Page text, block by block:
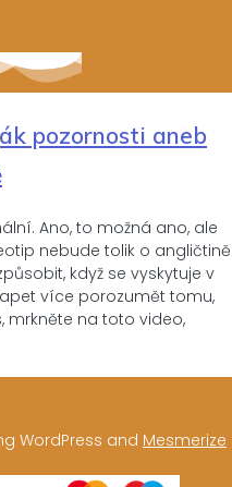
pozornosti aneb
Ano, to možná ano, ale
nebude tolik o angličtině
když se vyskytuje v
více porozumět tomu,
mrkněte na toto video,
WordPress and Mesmerize